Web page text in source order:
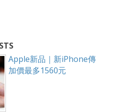
Apple新品｜新iPhone傳
加價最多1560元